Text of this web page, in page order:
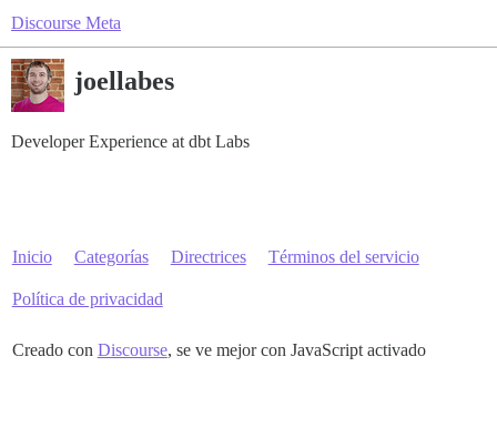
Discourse Meta
joellabes
Developer Experience at dbt Labs
Inicio Categorías Directrices Términos del servicio
Política de privacidad
Creado con Discourse, se ve mejor con JavaScript activado